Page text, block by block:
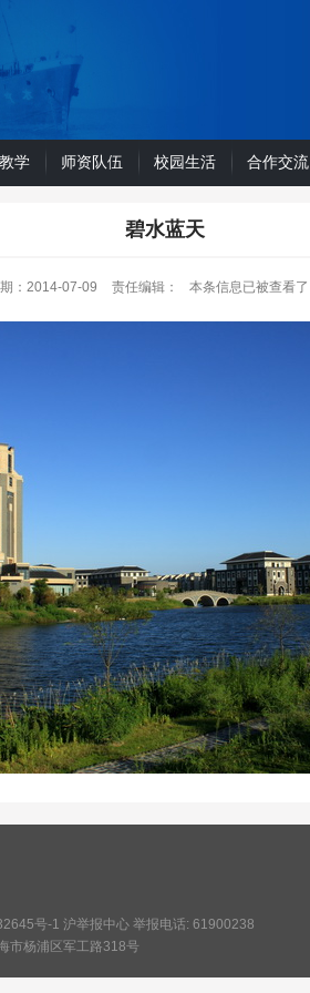
学 师资队伍 校园生活 合作交流
碧水蓝天
：2014-07-09 责任编辑： 本条信息已被查看了
号-1 沪举报中心 举报电话: 61900238
市杨浦区军工路318号